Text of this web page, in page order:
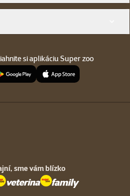
si aplikáciu Super zoo
sme vám blízko